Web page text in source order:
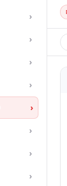
›
›
›
›
›
›
›
›